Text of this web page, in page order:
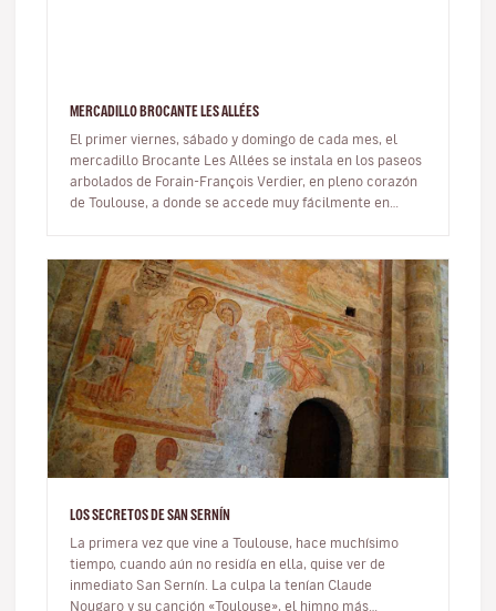
MERCADILLO BROCANTE LES ALLÉES
El primer viernes, sábado y domingo de cada mes, el
mercadillo Brocante Les Allées se instala en los paseos
arbolados de Forain-François Verdier, en pleno corazón
de Toulouse, a donde se accede muy fácilmente en
LOS SECRETOS DE SAN SERNÍN
La primera vez que vine a Toulouse, hace muchísimo
tiempo, cuando aún no residía en ella, quise ver de
inmediato San Sernín. La culpa la tenían Claude
Nougaro y su canción «Toulouse», el himno más